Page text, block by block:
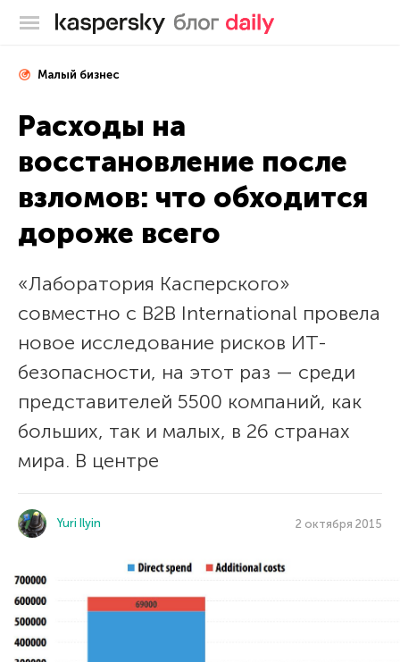
Блог Касперского
Малый бизнес
Расходы на
восстановление после
взломов: что обходится
дороже всего
«Лаборатория Касперского»
совместно с B2B International провела
новое исследование рисков ИТ-
безопасности, на этот раз — среди
представителей 5500 компаний, как
больших, так и малых, в 26 странах
мира. В центре
Yuri Ilyin 2 октября 2015